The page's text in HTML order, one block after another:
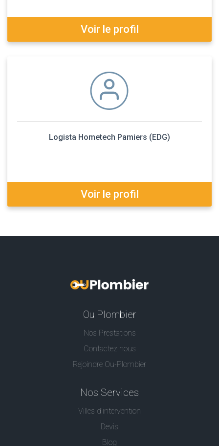
Voir le profil
Logista Hometech Pamiers (EDG)
Voir le profil
Ou Plombier
Nos Prestations
Contactez nous
Rejoindre Ou-Plombier
Nos Services
Villes d'intervention
Devis
Blog